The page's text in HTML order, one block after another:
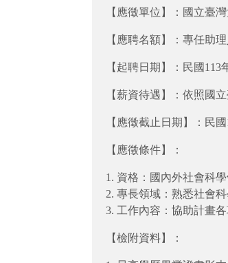
【應徵單位】：國立臺
【應聘名額】：專任助
【起聘日期】：民國
【薪資待遇】：依照國
【應徵截止日期】：民
【應徵條件】：
1. 資格：國內外社會科
2. 專長領域：熟悉社會
3. 工作內容：協助計畫
【檢附資料】：